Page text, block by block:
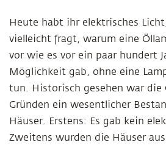
Heute habt ihr elektrisches
vielleicht fragt, warum eine
vor wie es vor ein paar hundert
Möglichkeit gab, ohne eine
tun. Historisch gesehen war die
Gründen ein wesentlicher
Häuser. Erstens: Es gab kein
Zweitens wurden die Häuser